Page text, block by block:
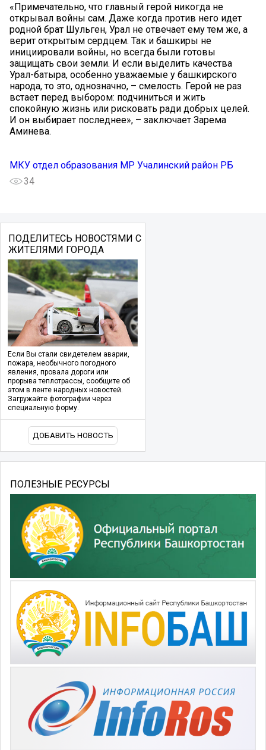
«Примечательно, что главный герой никогда не
открывал войны сам. Даже когда против него идет
родной брат Шульген, Урал не отвечает ему тем же, а
верит открытым сердцем. Так и башкиры не
инициировали войны, но всегда были готовы
защищать свои земли. И если выделить качества
Урал-батыра, особенно уважаемые у башкирского
народа, то это, однозначно, – смелость. Герой не раз
встает перед выбором: подчиниться и жить
спокойную жизнь или рисковать ради добрых целей.
И он выбирает последнее», – заключает Зарема
Аминева.
МКУ отдел образования МР Учалинский район РБ
34
ПОДЕЛИТЕСЬ НОВОСТЯМИ С
ЖИТЕЛЯМИ ГОРОДА
Если Вы стали свидетелем аварии,
пожара, необычного погодного
явления, провала дороги или
прорыва теплотрассы, сообщите об
этом в ленте народных новостей.
Загружайте фотографии через
специальную форму.
ДОБАВИТЬ НОВОСТЬ
ПОЛЕЗНЫЕ РЕСУРСЫ